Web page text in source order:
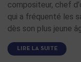
compositeur, chef
qui a fréquenté les
dès son plus jeune
LIRE LA SUITE